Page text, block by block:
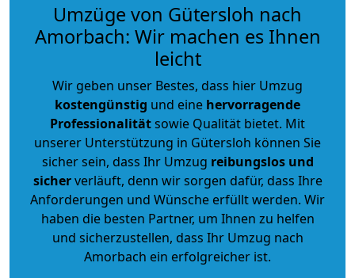
Umzüge von Gütersloh nach
Amorbach: Wir machen es Ihnen
leicht
Wir geben unser Bestes, dass hier Umzug
kostengünstig und eine hervorragende
Professionalitätsowie Qualität bietet. Mit
unserer Unterstützung in Gütersloh können Sie
sicher sein, dass Ihr Umzug reibungslos und
sicherverläuft, denn wir sorgen dafür, dass Ihre
Anforderungen und Wünsche erfüllt werden. Wir
haben die besten Partner, um Ihnen zu helfen
und sicherzustellen, dass Ihr Umzug nach
Amorbach ein erfolgreicher ist.